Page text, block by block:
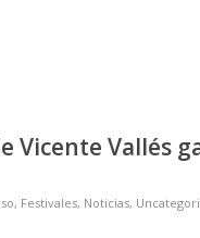
Vicente Vallés
, Festivales, Noticias,